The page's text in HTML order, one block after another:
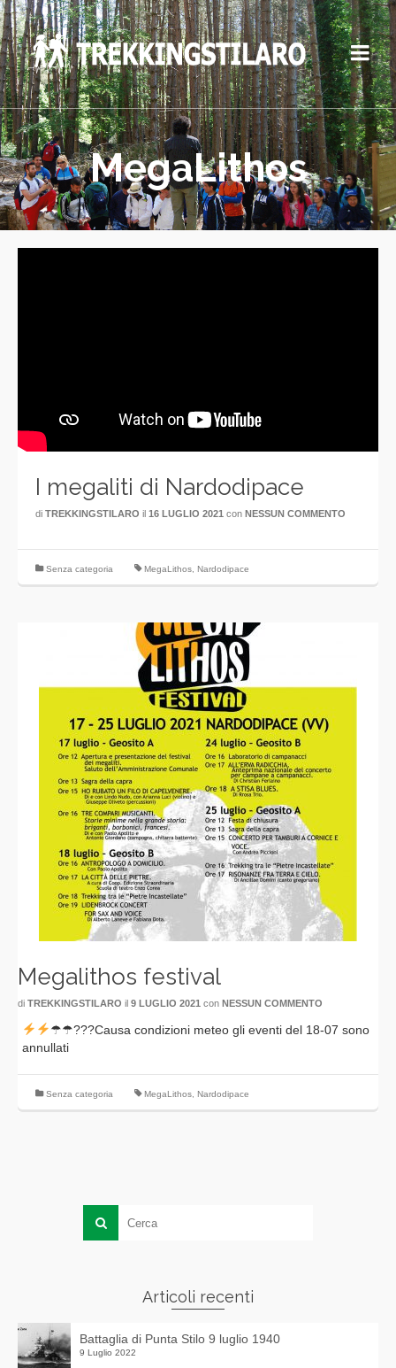
MegaLithos
I megaliti di Nardodipace
di TREKKINGSTILARO il 16 LUGLIO 2021 con NESSUN COMMENTO
Senza categoria MegaLithos Nardodipace
Megalithos festival
di TREKKINGSTILARO il 9 LUGLIO 2021 con NESSUN COMMENTO
☂☂???Causa condizioni meteo gli eventi del 18-07 sono
annullati
Senza categoria MegaLithos Nardodipace
Articoli recenti
Battaglia di Punta Stilo 9 luglio 1940
9 Luglio 2022